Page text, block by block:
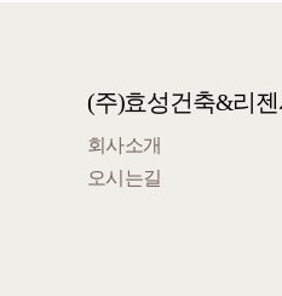
(주)효성건축&리
회사소개
오시는길